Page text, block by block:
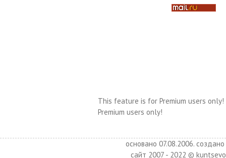
This feature is for Premium users only!
Premium users only!
основано 07.08.2006.
сайт 2007 - 2022 ©